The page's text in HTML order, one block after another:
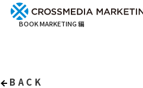
BOOK MARKETING 編
BACK